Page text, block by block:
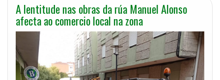
A lentitude nas obras da rúa Manuel Alonso
afecta ao comercio local na zona